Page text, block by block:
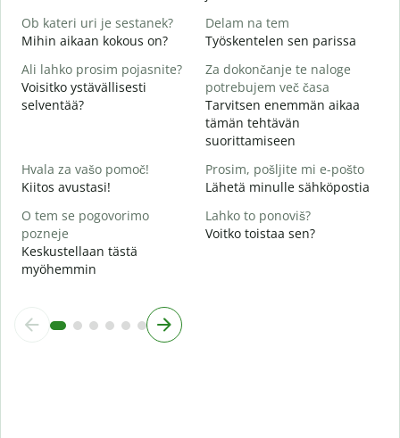
Ob kateri uri je sestanek?
Mihin aikaan kokous on?
Delam na tem
Työskentelen sen parissa
Ali lahko prosim pojasnite?
Voisitko ystävällisesti
selventää?
Za dokončanje te naloge
potrebujem več časa
Tarvitsen enemmän aikaa
tämän tehtävän
suorittamiseen
Hvala za vašo pomoč!
Kiitos avustasi!
Prosim, pošljite mi e-pošto
Lähetä minulle sähköpostia
O tem se pogovorimo
pozneje
Keskustellaan tästä
myöhemmin
Lahko to ponoviš?
Voitko toistaa sen?